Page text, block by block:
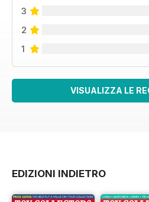
3
2
1
VISUALIZZA LE
EDIZIONI INDIETRO